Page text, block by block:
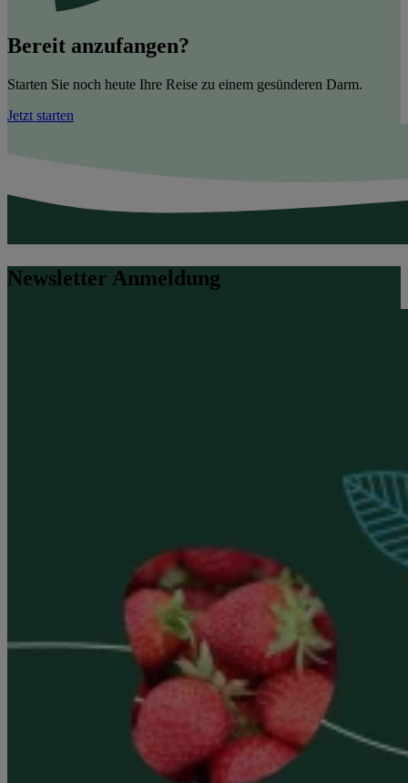
Bereit anzufangen?
Starten Sie noch heute Ihre Reise zu einem gesünderen Darm.
Jetzt starten
Newsletter Anmeldung